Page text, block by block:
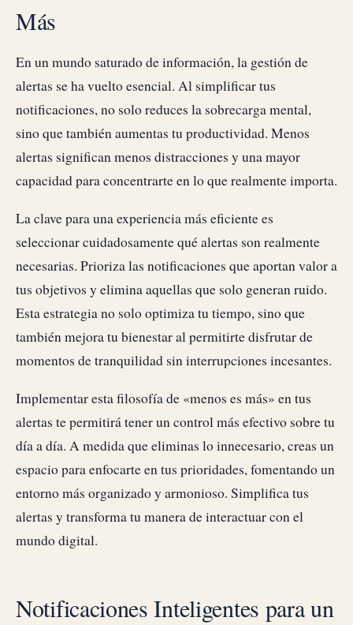
Más
En un mundo saturado de información, la gestión de
alertas se ha vuelto esencial. Al simplificar tus
notificaciones, no solo reduces la sobrecarga mental,
sino que también aumentas tu productividad. Menos
alertas significan menos distracciones y una mayor
capacidad para concentrarte en lo que realmente importa.
La clave para una experiencia más eficiente es
seleccionar cuidadosamente qué alertas son realmente
necesarias. Prioriza las notificaciones que aportan valor a
tus objetivos y elimina aquellas que solo generan ruido.
Esta estrategia no solo optimiza tu tiempo, sino que
también mejora tu bienestar al permitirte disfrutar de
momentos de tranquilidad sin interrupciones incesantes.
Implementar esta filosofía de «menos es más» en tus
alertas te permitirá tener un control más efectivo sobre tu
día a día. A medida que eliminas lo innecesario, creas un
espacio para enfocarte en tus prioridades, fomentando un
entorno más organizado y armonioso. Simplifica tus
alertas y transforma tu manera de interactuar con el
mundo digital.
Notificaciones Inteligentes para un